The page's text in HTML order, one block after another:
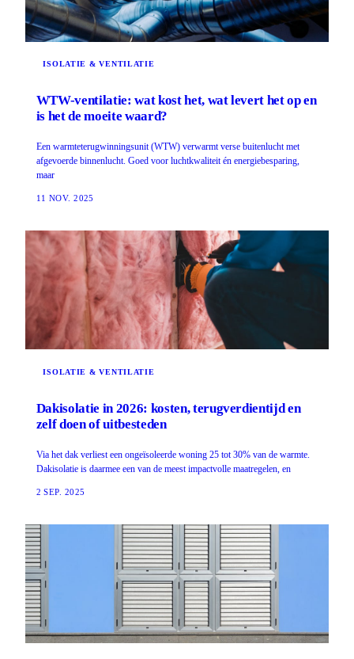
ISOLATIE & VENTILATIE
WTW-ventilatie: wat kost het, wat levert het op en
is het de moeite waard?
Een warmteterugwinningsunit (WTW) verwarmt verse buitenlucht met
afgevoerde binnenlucht. Goed voor luchtkwaliteit én energiebesparing,
maar
11 NOV. 2025
ISOLATIE & VENTILATIE
Dakisolatie in 2026: kosten, terugverdientijd en
zelf doen of uitbesteden
Via het dak verliest een ongeïsoleerde woning 25 tot 30% van de warmte.
Dakisolatie is daarmee een van de meest impactvolle maatregelen, en
2 SEP. 2025